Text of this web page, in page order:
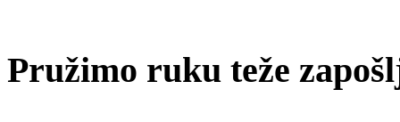
Pružimo ruku teže